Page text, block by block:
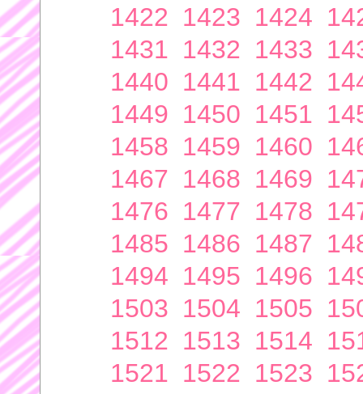
1422 1423 1424
1431 1432 1433
1440 1441 1442
1449 1450 1451
1458 1459 1460
1467 1468 1469
1476 1477 1478
1485 1486 1487
1494 1495 1496
1503 1504 1505
1512 1513 1514
1521 1522 1523